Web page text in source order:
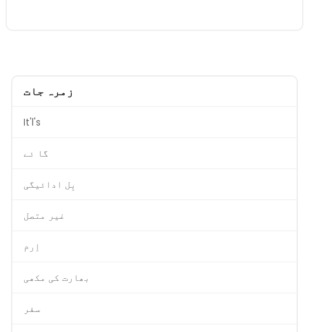
زمرہ جات
It'l's
گا ئے
بِل ادائیگی
غیر متصل
اِرم
بھارت کی مکھی
سفر